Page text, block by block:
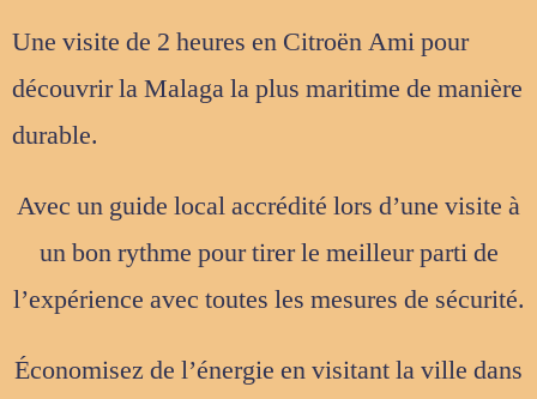
Une visite de 2 heures en Citroën Ami pour
découvrir la Malaga la plus maritime de manière
durable.
Avec un guide local accrédité lors d’une visite à
un bon rythme pour tirer le meilleur parti de
l’expérience avec toutes les mesures de sécurité.
Économisez de l’énergie en visitant la ville dans